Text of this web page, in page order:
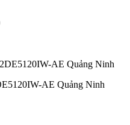
AE Quảng Ninh